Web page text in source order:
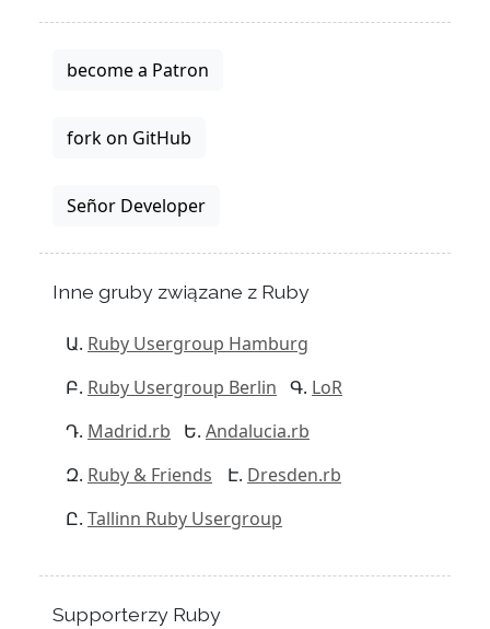
become a Patron
fork on GitHub
Señor Developer
Inne gruby związane z Ruby
Ruby Usergroup Hamburg
Ruby Usergroup Berlin
LoR
Madrid.rb
Andalucia.rb
Ruby & Friends
Dresden.rb
Tallinn Ruby Usergroup
Supporterzy Ruby